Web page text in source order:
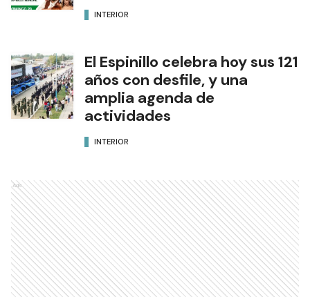
INTERIOR
El Espinillo celebra hoy sus 121
años con desfile, y una
amplia agenda de
actividades
INTERIOR
Ads